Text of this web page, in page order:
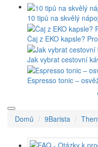
10 tipů na skvělý
Čaj z EKO kapsle?
Jak vybrat cestovní
Espresso tonic –
Domů 9Barista